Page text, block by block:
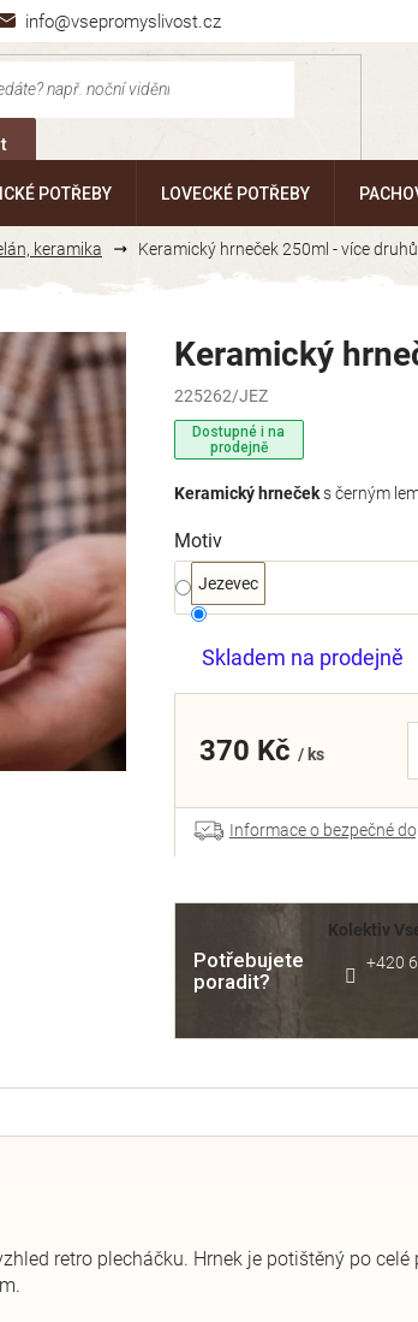
info@vsepromyslivost.cz
POTŘEBY LOVECKÉ POTŘEBY
keramika Keramický hrneček 250ml - více druhů
Skladem na prodejně
Motiv
Jezevec
370 Kč / ks
Keramický hrnečeks černým
Keramický
225262/JEZ
Dostupné i na
prodejně
Informace o bezpečné
Potřebujete
poradit?
Kolektiv
+420
retro plecháčku. Hrnek je potištěný po